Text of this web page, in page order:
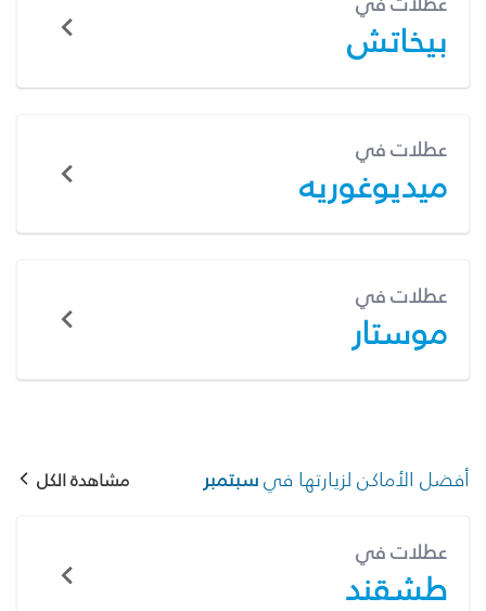
بيخاتش
عطلات في
ميديوغوريه
عطلات في
موستار
أفضل الأماكن لزيارتها فيسبتمبر مشاهدة الكل
عطلات في
طشقند